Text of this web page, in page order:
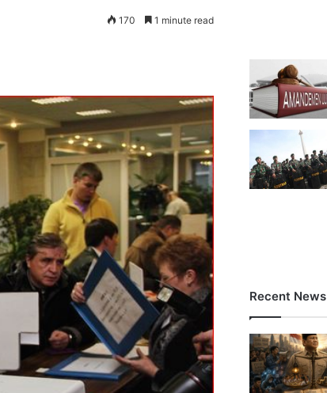
170 1 minute read
Recent News